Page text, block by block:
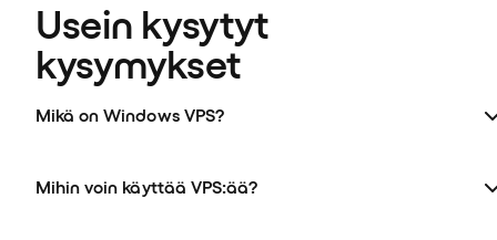
Usein kysytyt
kysymykset
Mikä on Windows VPS?
Mihin voin käyttää VPS:ää?